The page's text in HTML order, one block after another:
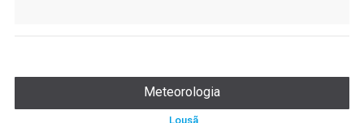
Meteorologia